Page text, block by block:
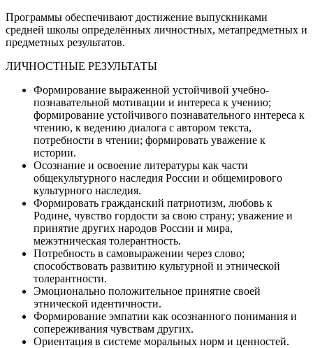
Программы обеспечивают достижение выпускниками
средней школы определённых личностных, метапредметных и
предметных результатов.
ЛИЧНОСТНЫЕ РЕЗУЛЬТАТЫ
Формирование выраженной устойчивой учебно-
познавательной мотивации и интереса к учению;
формирование устойчивого познавательного интереса к
чтению, к ведению диалога с автором текста,
потребности в чтении; формировать уважение к
истории.
Осознание и освоение литературы как части
общекультурного наследия России и общемирового
культурного наследия.
Формировать гражданский патриотизм, любовь к
Родине, чувство гордости за свою страну; уважение и
принятие других народов России и мира,
межэтническая толерантность.
Потребность в самовыражении через слово;
способствовать развитию культурной и этнической
толерантности.
Эмоционально положительное принятие своей
этнической идентичности.
Формирование эмпатии как осознанного понимания и
сопереживания чувствам других.
Ориентация в системе моральных норм и ценностей.